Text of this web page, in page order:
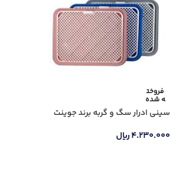
گونه حیوان
جنس دسته
فروخت
ه شده
سینی ادرار سگ و گربه برند جوینت
۴.۲۳۰.۰۰۰ریال